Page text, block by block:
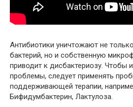
Антибиотики уничтожают не
бактерий, но и собственную
приводит к дисбактериозу. Чтобы
проблемы, следует применять
поддерживающей терапии,
Бифидумбактерин, Лактулоза.